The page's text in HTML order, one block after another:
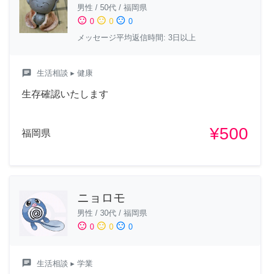
男性 / 50代 / 福岡県
sentiment_satisfied 0 sentiment_neutral 0 sentiment_dissatisfied 0
メッセージ平均返信時間: 3日以上
chat 生活相談 ▸ 健康
生存確認いたします
福岡県 ¥500
ニョロモ
男性 / 30代 / 福岡県
sentiment_satisfied 0 sentiment_neutral 0 sentiment_dissatisfied 0
chat 生活相談 ▸ 学業